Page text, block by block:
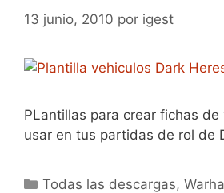
13 junio, 2010 por igest
PLantillas para crear fichas de
usar en tus partidas de rol de
Categorías
Todas las descargas,